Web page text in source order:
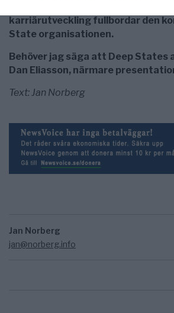
karriärutveckling fullbordar den
State organisationen.
Behöver jag säga att Deep States
Dan Eliasson, närmare
Text: Jan Norberg
Jan Norberg
jan@norberg.info